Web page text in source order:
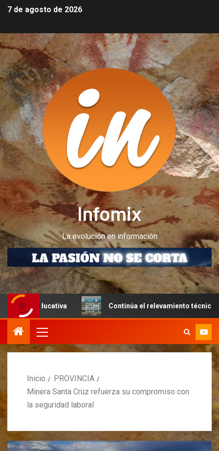
7 de agosto de 2026
Infomix
La evolución en información
Continúa el relevamiento técnico en Perito
Inicio
PROVINCIA
Minera Santa Cruz refuerza su compromiso con
la seguridad laboral